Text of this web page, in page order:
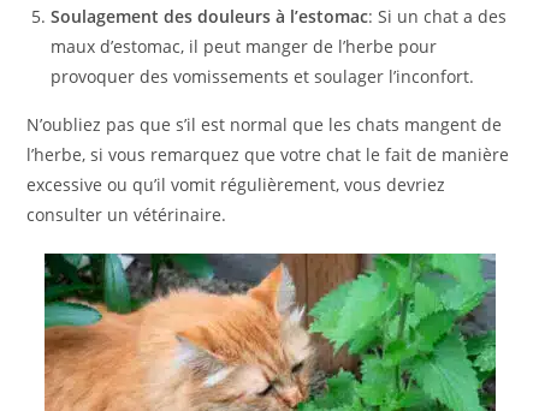
Soulagement des douleurs à l’estomac: Si un chat a des
maux d’estomac, il peut manger de l’herbe pour
provoquer des vomissements et soulager l’inconfort.
N’oubliez pas que s’il est normal que les chats mangent de
l’herbe, si vous remarquez que votre chat le fait de manière
excessive ou qu’il vomit régulièrement, vous devriez
consulter un vétérinaire.